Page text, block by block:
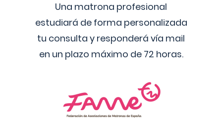
Una matrona profesional
estudiará de forma personalizada
tu consulta y responderá vía mail
en un plazo máximo de 72 horas.